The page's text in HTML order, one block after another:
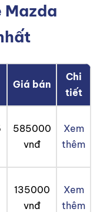
Mazda
Giá bán
Chi
tiết
585000
vnđ
Xem
thêm
135000
vnđ
Xem
thêm